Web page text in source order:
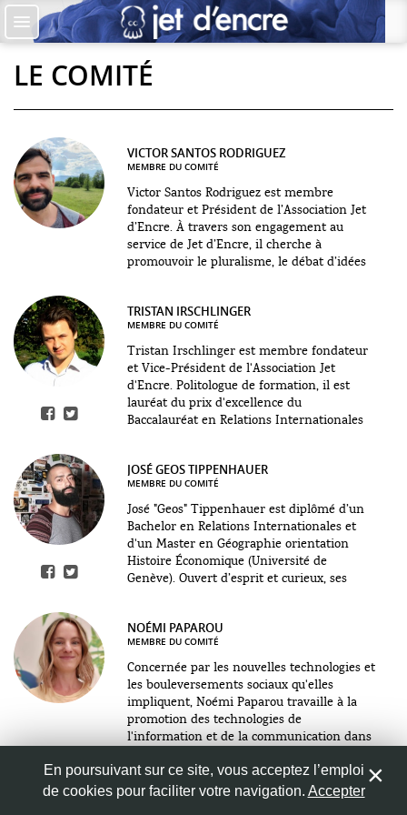
Accueil
Les auteurs
+Catégories
Qui sommes-nous ?
Contribuer
LE COMITÉ
VICTORSANTOS RODRIGUEZ
MEMBRE DU COMITÉ
Victor Santos Rodriguez est membre
fondateur et Président de l’Association Jet
d’Encre. À travers son engagement au
service de Jet d’Encre, il cherche à
promouvoir le pluralisme, le débat d’idées
TRISTAN IRSCHLINGER
MEMBRE DU COMITÉ
Tristan Irschlinger est membre fondateur
et Vice-Président de l'Association Jet
d'Encre. Politologue de formation, il est
lauréat du prix d'excellence du
Baccalauréat en Relations Internationales
JOSÉ GEOSTIPPENHAUER
MEMBRE DU COMITÉ
José "Geos" Tippenhauer est diplômé d’un
Bachelor en Relations Internationales et
d'un Master en Géographie orientation
Histoire Économique (Université de
Genève). Ouvert d’esprit et curieux, ses
NOÉMI PAPAROU
MEMBRE DU COMITÉ
Concernée par les nouvelles technologies et
les bouleversements sociaux qu'elles
impliquent, Noémi Paparou travaille à la
promotion des technologies de
l'information et de la communication dans
YANNKOBY
MEMBRE DU COMITÉ
En poursuivant sur ce site, vous acceptez l’emploi
de cookies pour faciliter votre navigation. Accepter